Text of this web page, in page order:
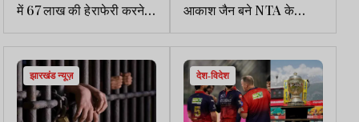
में 67 लाख की हेराफेरी करने
वाला कर्मचारी ओड़िशा से
गिरफ्तार
आकाश जैन बने NTA के
संयुक्त निदेशक
झारखंड न्यूज़ देश-विदेश